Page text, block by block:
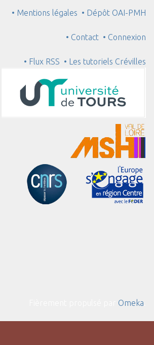
• Mentions légales • Dépôt OAI-PMH
• Contact • Connexion
• Flux RSS • Les tutoriels Crévilles
Omeka